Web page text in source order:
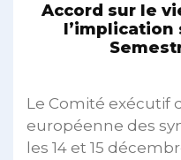
Accord sur le
l’implication
Le Comité exécutif
européenne des
les 14 et 15